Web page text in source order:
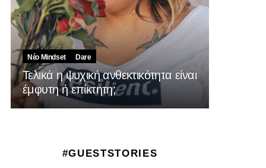
Νέο Mindset Dare
Τελικά η ψυχική ανθεκτικότητα είναι
έμφυτη ή επίκτητη;
#GUESTSTORIES